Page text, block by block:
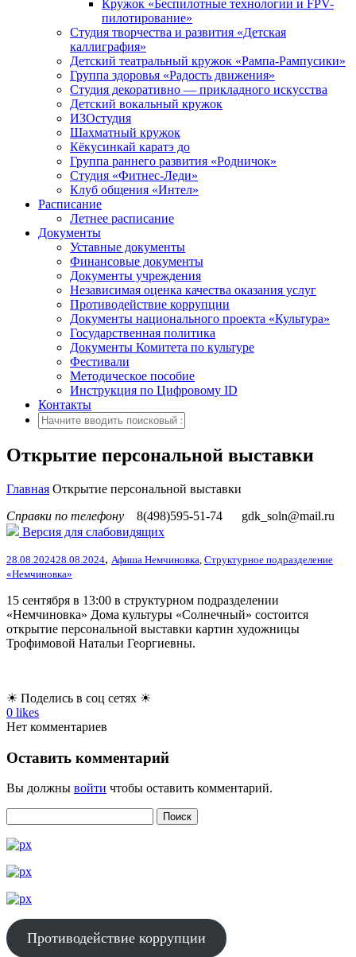
Кружок «Беспилотные технологии и FPV-
пилотирование»
Студия творчества и развития «Детская
каллиграфия»
Детский театральный кружок «Рампа-Рампусики»
Группа здоровья «Радость движения»
Студия декоративно — прикладного искусства
Детский вокальный кружок
ИЗОстудия
Шахматный кружок
Кёкусинкай каратэ до
Группа раннего развития «Родничок»
Cтудия «Фитнес-Леди»
Клуб общения «Интел»
Расписание
Летнее расписание
Документы
Уставные документы
Финансовые документы
Документы учреждения
Независимая оценка качества оказания услуг
Противодействие коррупции
Документы национального проекта «Культура»
Государственная политика
Документы Комитета по культуре
Фестивали
Методическое пособие
Инструкция по Цифровому ID
Контакты
Открытие персональной выставки
Главная Открытие персональной выставки
Справки по телефону
8(498)595-51-74
gdk_soln@mail.ru
Версия для слабовидящих
28.08.202428.08.2024, Афиша Немчиновка Структурное подразделение
«Немчиновка»
15 сентября в 13:00 в структурном подразделении
«Немчиновка» Дома культуры «Солнечный» состоится
открытие персональной выставки картин художницы
Трофимовой Натальи Георгиевны.
☀ Поделись в соц сетях ☀
0 likes
Нет комментариев
Оставить комментарий
Вы должны войти чтобы оставить комментарий.
Противодействие коррупции